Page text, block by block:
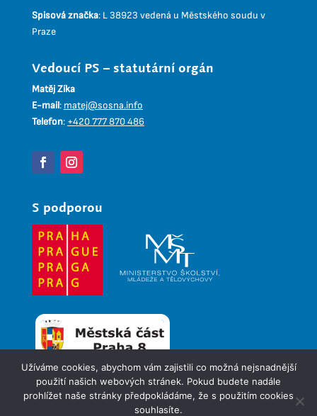
Spisová značka: L 38923 vedená u Městského soudu v
Praze
Vedoucí PS – statutární orgán
Matěj Zíka
E-mail: matej@sosna.info
Telefon: +420 777 870 486
S podporou
© 2026 Pionýr, z. s. – 63. pionýrská skupina Sosna
Užíváme cookies, abychom vám zajistili co možná nejsnadnější
použití našich webových stránek. Pokud budete nadále
prohlížet naše stránky předpokládáme, že s použitím cookies
souhlasíte.